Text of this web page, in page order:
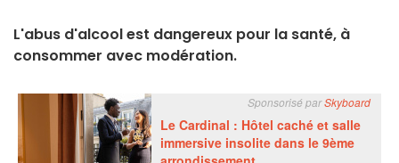
L'abus d'alcool est dangereux pour la santé, à
consommer avec modération.